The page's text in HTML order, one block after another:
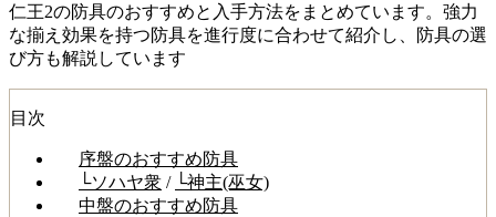
仁王2の防具のおすすめと入手方法をまとめています。強力
な揃え効果を持つ防具を進行度に合わせて紹介し、防具の選
び方も解説しています
目次
序盤のおすすめ防具
└ソハヤ衆 / └神主(巫女)
中盤のおすすめ防具